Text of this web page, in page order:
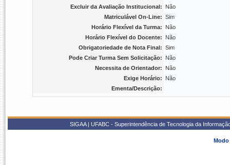
Excluir da Avaliação Institucional:
Não
Matriculável On-Line: Sim
Horário Flexível da Turma:
Não
Horário Flexível do Docente:
Não
Obrigatoriedade de Nota Final: Sim
Pode Criar Turma Sem Solicitação:
Não
Necessita de Orientador:
Não
Exige Horário:
Não
Ementa/Descrição:
SIGAA | UFABC - Superintendência de Tecnologia da
Modo